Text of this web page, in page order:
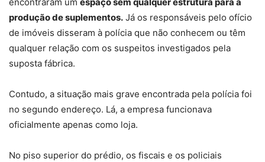
produção de suplementos. Já os responsáveis pelo ofício
de imóveis disseram à polícia que não conhecem ou têm
qualquer relação com os suspeitos investigados pela
suposta fábrica.
Contudo, a situação mais grave encontrada pela polícia foi
no segundo endereço. Lá, a empresa funcionava
oficialmente apenas como loja.
No piso superior do prédio, os fiscais e os policiais